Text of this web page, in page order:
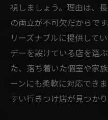
視しましょう。理由は、
の両立が不可欠だからで
リーズナブルに提供して
デーを設けている店を選
た、落ち着いた個室や家
ーンにも柔軟に対応でき
すい行きつけ店が見つかり